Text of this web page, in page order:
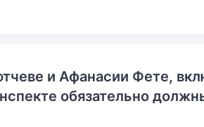
и Афанасии Фете,
обязательно